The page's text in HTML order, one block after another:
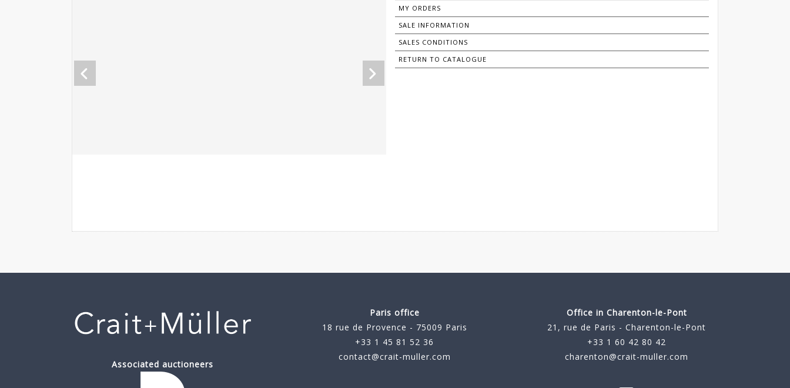
MY ORDERS
SALE INFORMATION
SALES CONDITIONS
RETURN TO CATALOGUE
Associated auctioneers
Paris office
18 rue de Provence - 75009 Paris
+33 1 45 81 52 36
contact@crait-muller.com
Office in Charenton-le-Pont
21, rue de Paris - Charenton-le-Pont
+33 1 60 42 80 42
charenton@crait-muller.com